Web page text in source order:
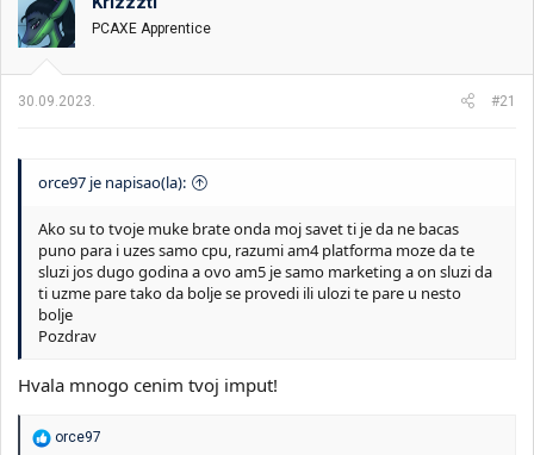
PCAXE Apprentice
30.09.2023. #21
orce97 je napisao(la):
Ako su to tvoje muke brate onda moj savet ti je da ne bacas
puno para i uzes samo cpu, razumi am4 platforma moze da te
sluzi jos dugo godina a ovo am5 je samo marketing a on sluzi da
ti uzme pare tako da bolje se provedi ili ulozi te pare u nesto
bolje
Pozdrav
Hvala mnogo cenim tvoj imput!
R
orce97